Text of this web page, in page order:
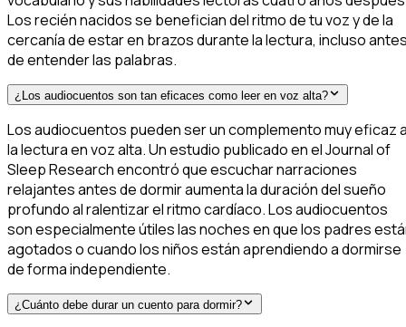
Los recién nacidos se benefician del ritmo de tu voz y de la
cercanía de estar en brazos durante la lectura, incluso
de entender las palabras.
¿Los audiocuentos son tan eficaces como leer en voz alta?
Los audiocuentos pueden ser un complemento muy eficaz
la lectura en voz alta. Un estudio publicado en el Journal of
Sleep Research encontró que escuchar narraciones
relajantes antes de dormir aumenta la duración del sueño
profundo al ralentizar el ritmo cardíaco. Los audiocuentos
son especialmente útiles las noches en que los padres
agotados o cuando los niños están aprendiendo a dormirse
de forma independiente.
¿Cuánto debe durar un cuento para dormir?